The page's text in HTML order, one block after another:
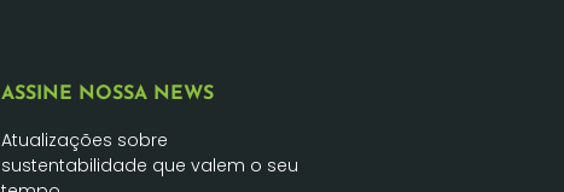
ASSINE NOSSA NEWS
Atualizações sobre
sustentabilidade que valem o seu